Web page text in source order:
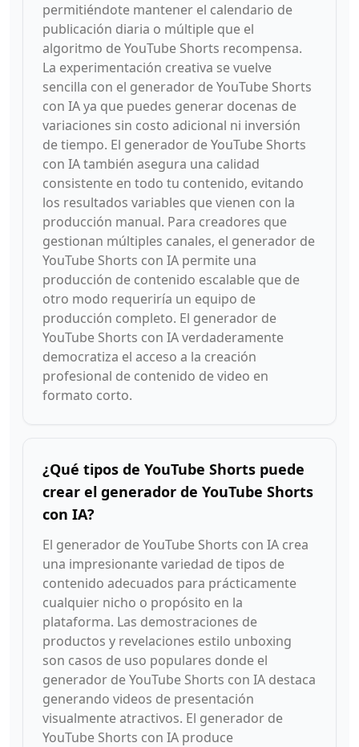
permitiéndote mantener el calendario de
publicación diaria o múltiple que el
algoritmo de YouTube Shorts recompensa.
La experimentación creativa se vuelve
sencilla con el generador de YouTube Shorts
con IA ya que puedes generar docenas de
variaciones sin costo adicional ni inversión
de tiempo. El generador de YouTube Shorts
con IA también asegura una calidad
consistente en todo tu contenido, evitando
los resultados variables que vienen con la
producción manual. Para creadores que
gestionan múltiples canales, el generador de
YouTube Shorts con IA permite una
producción de contenido escalable que de
otro modo requeriría un equipo de
producción completo. El generador de
YouTube Shorts con IA verdaderamente
democratiza el acceso a la creación
profesional de contenido de video en
formato corto.
¿Qué tipos de YouTube Shorts puede
crear el generador de YouTube Shorts
con IA?
El generador de YouTube Shorts con IA crea
una impresionante variedad de tipos de
contenido adecuados para prácticamente
cualquier nicho o propósito en la
plataforma. Las demostraciones de
productos y revelaciones estilo unboxing
son casos de uso populares donde el
generador de YouTube Shorts con IA destaca
generando videos de presentación
visualmente atractivos. El generador de
YouTube Shorts con IA produce